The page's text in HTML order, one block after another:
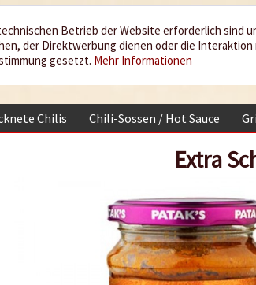
würzen
Leben
Chilis Chili-Sossen / Hot Sauce
Extra
Betrieb der Website erforderlich sind
der Direktwerbung dienen oder die
gesetzt. Mehr Informationen